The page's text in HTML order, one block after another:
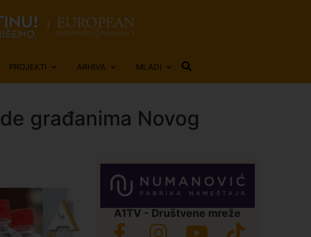
PROJEKTI ARHIVA MLADI
građanima Novog
A1TV - Društvene mreže